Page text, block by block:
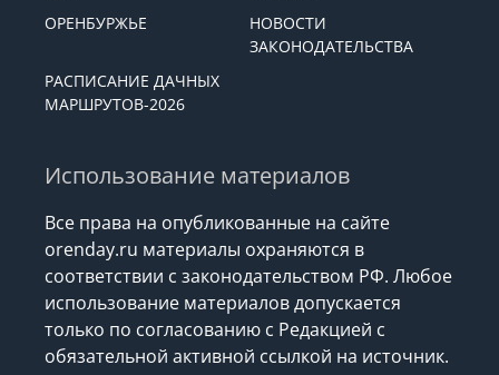
ОРЕНБУРЖЬЕ
НОВОСТИ
ЗАКОНОДАТЕЛЬСТВА
РАСПИСАНИЕ ДАЧНЫХ
МАРШРУТОВ-2026
Использование материалов
Все права на опубликованные на сайте
orenday.ru материалы охраняются в
соответствии с законодательством РФ. Любое
использование материалов допускается
только по согласованию с Редакцией с
обязательной активной ссылкой на источник.